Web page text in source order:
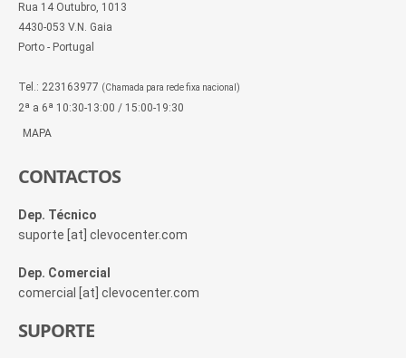
Rua 14 Outubro, 1013
4430-053 V.N. Gaia
Porto - Portugal
Tel.: 223163977 (Chamada para rede fixa nacional)
2ª a 6ª 10:30-13:00 / 15:00-19:30
MAPA
CONTACTOS
Dep. Técnico
suporte [at] clevocenter.com
Dep. Comercial
comercial [at] clevocenter.com
SUPORTE